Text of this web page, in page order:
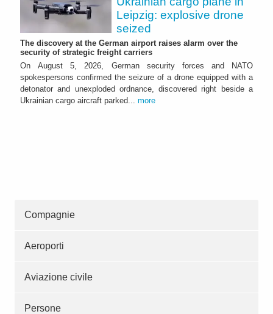
Leipzig: explosive drone
seized
The discovery at the German airport raises alarm over the
security of strategic freight carriers
On August 5, 2026, German security forces and NATO
spokespersons confirmed the seizure of a drone equipped with a
detonator and unexploded ordnance, discovered right beside a
Ukrainian cargo aircraft parked... more
Compagnie
Aeroporti
Aviazione civile
Persone